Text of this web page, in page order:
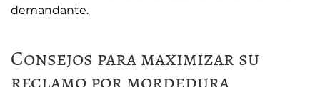
demandante.
Consejos para maximizar su